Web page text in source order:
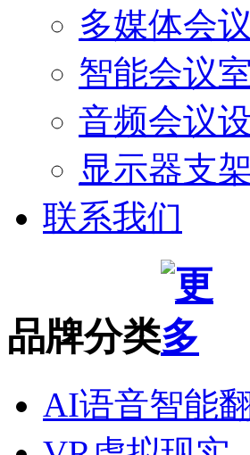
多媒体会
智能会议
音频会议
显示器支
联系我们
品牌分类
AI语音智能